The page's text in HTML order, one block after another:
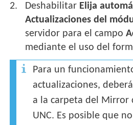
Deshabilitar Elija
Actualizaciones del
servidor para el campo
mediante el uso del
Para un
actualizaciones,
a la carpeta del Mirror
UNC. Es posible que